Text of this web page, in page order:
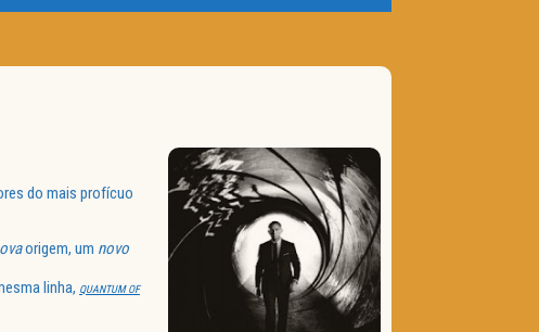
do mais profícuo
origem, um novo
linha, QUANTUM OF